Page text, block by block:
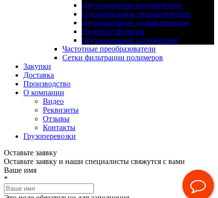
Двухканальные механические
Одноканальные гидравлические
Двухканальные гидравлические
Лазерные фильтры
Двухканальные плунжерные
Частотные преобразователи
Сетки фильтрации полимеров
Закупки
Доставка
Производство
О компании
Видео
Реквизиты
Отзывы
Контакты
Грузоперевозки
Оставьте заявку
Оставьте заявку и наши специалисты свяжутся с вами
Ваше имя
*